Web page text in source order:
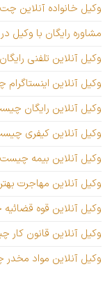
وکیل خانواده آنلاین
مشاوره رایگان با وکیل
وکیل آنلاین تلفنی
وکیل آنلاین
وکیل آنلاین رایگان
وکیل آنلاین کیفری
وکیل آنلاین بیمه
وکیل آنلاین مهاجرت
وکیل آنلاین قوه
وکیل آنلاین قانون کار
وکیل آنلاین مواد